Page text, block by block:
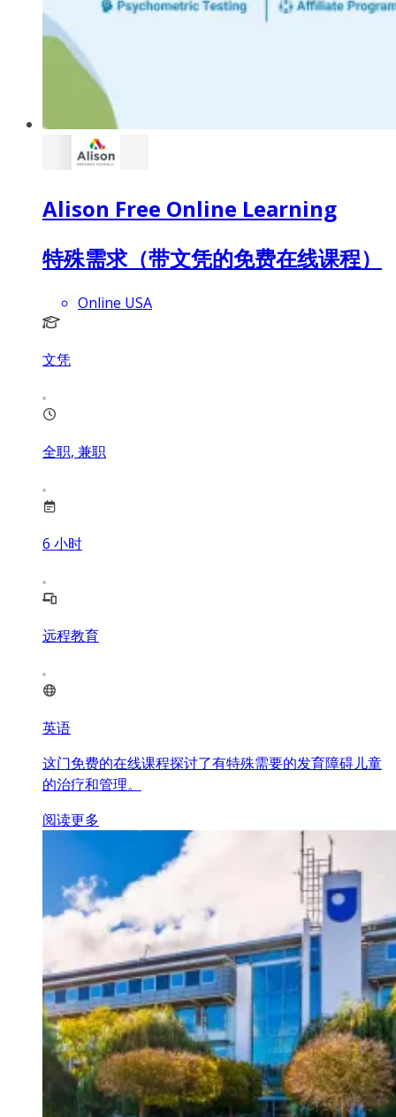
Alison Free Online Learning
特殊需求（带文凭的免费在线课程）
Online USA
文凭
全职, 兼职
6 小时
远程教育
英语
这门免费的在线课程探讨了有特殊需要的发育障碍儿童
的治疗和管理。
阅读更多